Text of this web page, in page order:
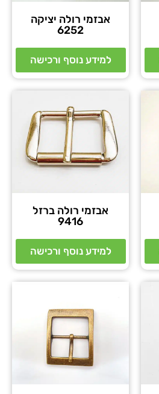
אבזמי רולה יציקה
6252
למידע נוסף ורכישה
אבזמי רולה ברזל
9416
למידע נוסף ורכישה